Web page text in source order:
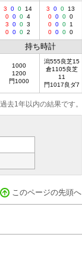
3 0 0
14
0 0 0 4
3
0 0 3
0 0 0 2
3 0 0
13
0 0 0 0
0 0 0
1
0 0 0 0
持ち時計
1000
1200
門1000
潟555良芝15
倉1105良芝
11
門1017良ダ7
去1年以内の結果です。
このページの先頭へ